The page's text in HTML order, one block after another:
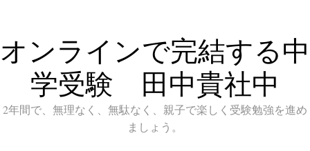
オンラインで完結する中
学受験 田中貴社中
2年間で、無理なく、無駄なく、親子で楽しく受験勉強を進め
ましょう。